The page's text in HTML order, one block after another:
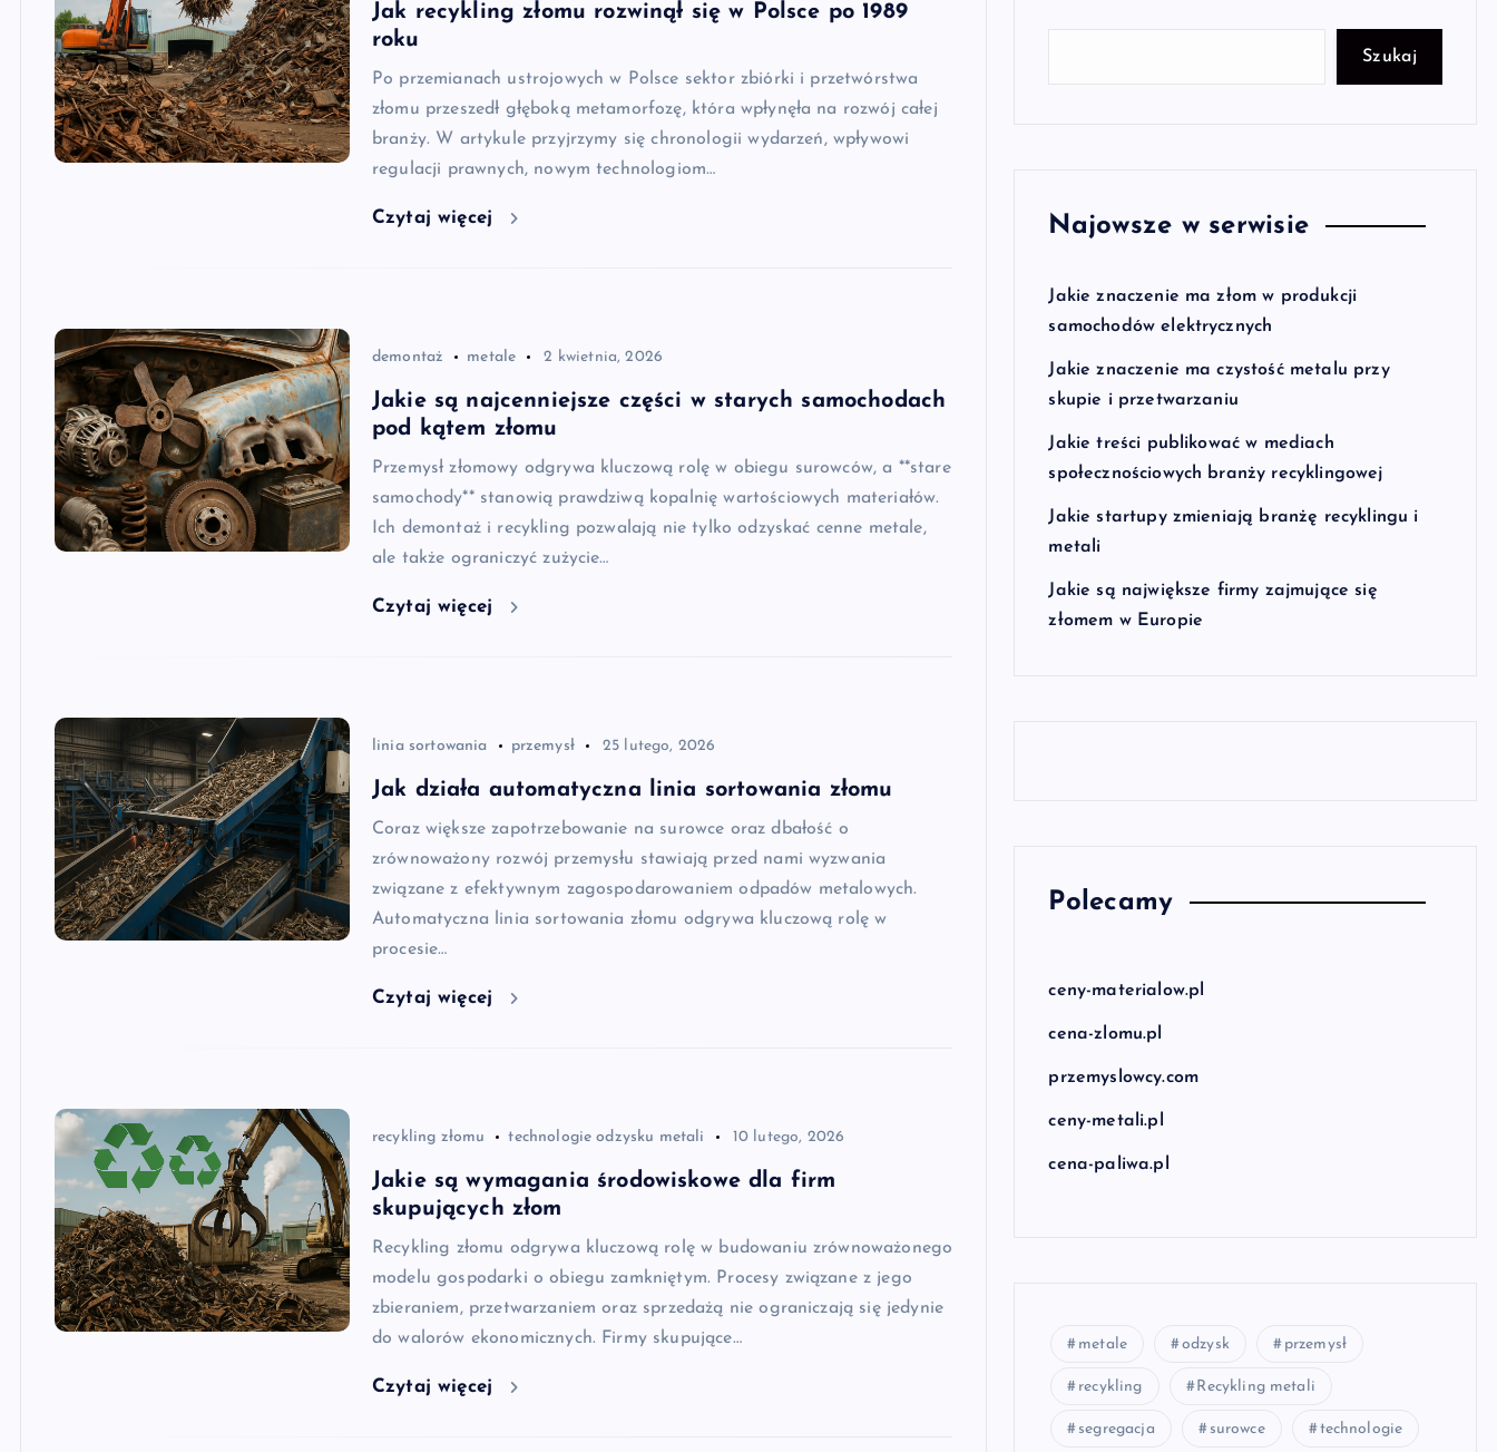
Jak recykling złomu rozwinął się w Polsce po 1989
roku
Po przemianach ustrojowych w Polsce sektor zbiórki i przetwórstwa
złomu przeszedł głęboką metamorfozę, która wpłynęła na rozwój całej
branży. W artykule przyjrzymy się chronologii wydarzeń, wpływowi
regulacji prawnych, nowym technologiom…
Czytaj więcej
demontaż metale 2 kwietnia, 2026
Jakie są najcenniejsze części w starych samochodach
pod kątem złomu
Przemysł złomowy odgrywa kluczową rolę w obiegu surowców, a **stare
samochody** stanowią prawdziwą kopalnię wartościowych materiałów.
Ich demontaż i recykling pozwalają nie tylko odzyskać cenne metale,
ale także ograniczyć zużycie…
Czytaj więcej
linia sortowania przemysł 25 lutego, 2026
Jak działa automatyczna linia sortowania złomu
Coraz większe zapotrzebowanie na surowce oraz dbałość o
zrównoważony rozwój przemysłu stawiają przed nami wyzwania
związane z efektywnym zagospodarowaniem odpadów metalowych.
Automatyczna linia sortowania złomu odgrywa kluczową rolę w
procesie…
Czytaj więcej
recykling złomu technologie odzysku metali 10 lutego, 2026
Jakie są wymagania środowiskowe dla firm
skupujących złom
Recykling złomu odgrywa kluczową rolę w budowaniu zrównoważonego
modelu gospodarki o obiegu zamkniętym. Procesy związane z jego
zbieraniem, przetwarzaniem oraz sprzedażą nie ograniczają się jedynie
do walorów ekonomicznych. Firmy skupujące…
Czytaj więcej
Szukaj
Najowsze w serwisie
Jakie znaczenie ma złom w produkcji
samochodów elektrycznych
Jakie znaczenie ma czystość metalu przy
skupie i przetwarzaniu
Jakie treści publikować w mediach
społecznościowych branży recyklingowej
Jakie startupy zmieniają branżę recyklingu i
metali
Jakie są największe firmy zajmujące się
złomem w Europie
Polecamy
ceny-materialow.pl
cena-zlomu.pl
przemyslowcy.com
ceny-metali.pl
cena-paliwa.pl
metale odzysk przemysł
recykling Recykling metali
segregacja surowce technologie